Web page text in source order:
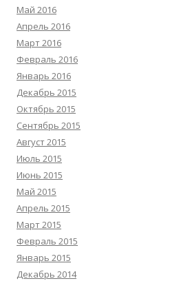
Май 2016
Апрель 2016
Март 2016
Февраль 2016
Январь 2016
Декабрь 2015
Октябрь 2015
Сентябрь 2015
Август 2015
Июль 2015
Июнь 2015
Май 2015
Апрель 2015
Март 2015
Февраль 2015
Январь 2015
Декабрь 2014